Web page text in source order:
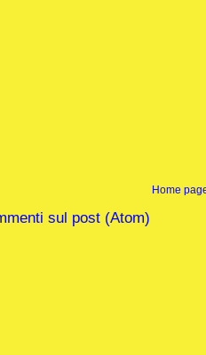
Home
sul post (Atom)